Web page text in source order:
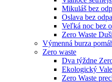
Mikuláš bez
Oslava bez
Veľká noc bez
Zero Waste
Výmenná burza
Zero waste
Dva týždne
Ekologický
Zero Waste